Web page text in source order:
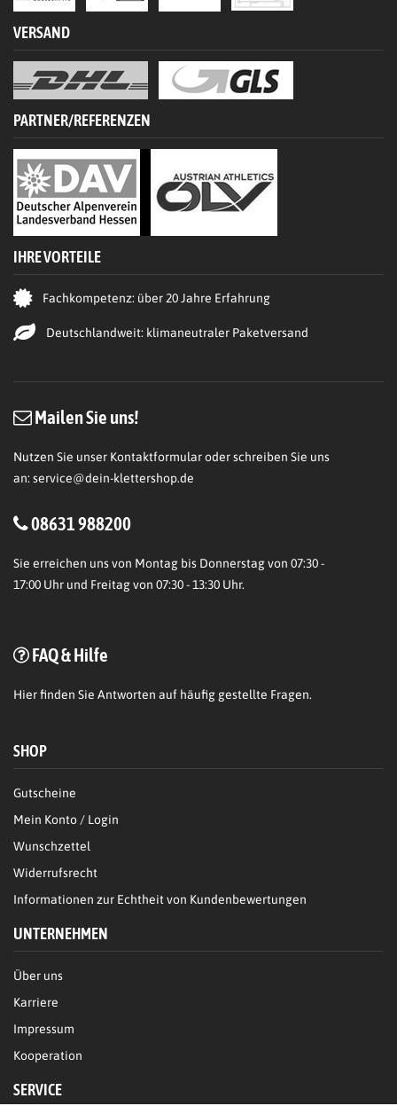
VERSAND
PARTNER/REFERENZEN
IHRE VORTEILE
Fachkompetenz: über 20 Jahre Erfahrung
Deutschlandweit: klimaneutraler Paketversand
Mailen Sie uns!
Nutzen Sie unser Kontaktformular oder schreiben Sie uns
an: service@dein-klettershop.de
08631 988200
Sie erreichen uns von Montag bis Donnerstag von 07:30 -
17:00 Uhr und Freitag von 07:30 - 13:30 Uhr.
FAQ & Hilfe
Hierfinden Sie Antworten auf häufig gestellte Fragen.
SHOP
Gutscheine
Mein Konto / Login
Wunschzettel
Widerrufsrecht
Informationen zur Echtheit von Kundenbewertungen
UNTERNEHMEN
Über uns
Karriere
Impressum
Kooperation
SERVICE